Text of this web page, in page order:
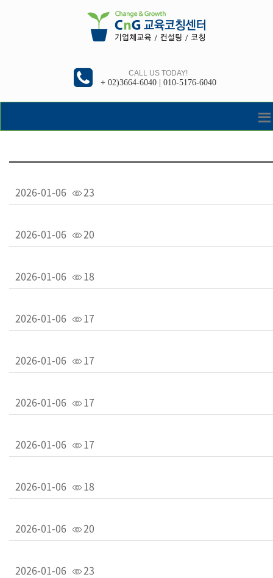
CALL US TODAY!
+ 02)3664-6040 | 010-5176-6040
2026-01-06 23
2026-01-06 20
2026-01-06 18
2026-01-06 17
2026-01-06 17
2026-01-06 17
2026-01-06 17
2026-01-06 18
2026-01-06 20
2026-01-06 23